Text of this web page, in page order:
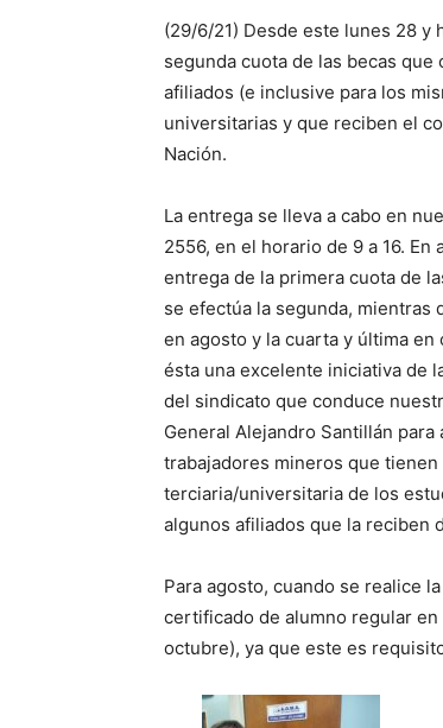
(29/6/21) Desde este lunes 28
segunda cuota de las becas que
afiliados (e inclusive para los
universitarias y que reciben el
Nación.
La entrega se lleva a cabo en
2556, en el horario de 9 a 16. En
entrega de la primera cuota de
se efectúa la segunda, mientras
en agosto y la cuarta y última en
ésta una excelente iniciativa de
del sindicato que conduce
General Alejandro Santillán para
trabajadores mineros que
terciaria/universitaria de los
algunos afiliados que la reciben
Para agosto, cuando se realice
certificado de alumno regular
octubre), ya que este es